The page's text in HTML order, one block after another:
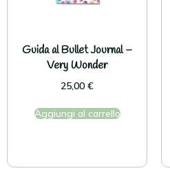
Guida al Bullet Journal –
Very Wonder
25,00 €
Aggiungi al carrello